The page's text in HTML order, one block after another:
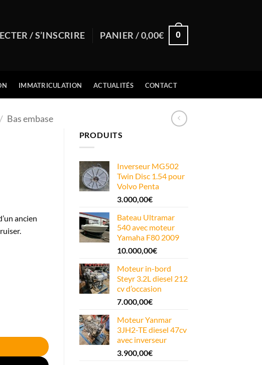
/ S’INSCRIRE PANIER /0,00€ 0
IMMATRICULATION ACTUALITÉS CONTACT
/ Bas embase
PRODUITS
Inverseur MG502
Twin Disc 1.54 pour
Volvo Penta
3.000,00€
Bateau Ultramar
540 avec moteur
Yamaha F80 2009
10.000,00€
Moteur in-bord
Steyr 3.2L diesel 212
cv d’occasion
7.000,00€
Moteur Yanmar
3JH2-TE diesel 47cv
avec inverseur
3.900,00€
ancien